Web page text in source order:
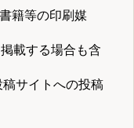
籍等の印刷媒
載する場合も含
サイトへの投稿